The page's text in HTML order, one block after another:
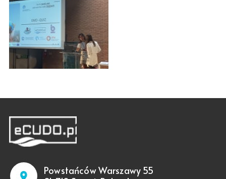
Powstańców Warszawy 55